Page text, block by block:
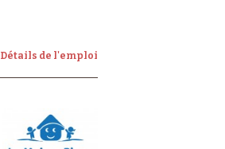
Détails de l'emploi